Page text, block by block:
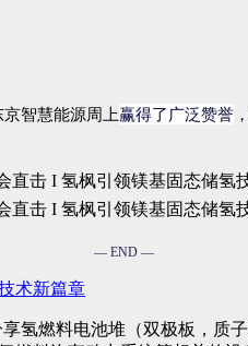
智慧能源周上赢得了广泛赞誉
— END —
术新篇章
氢燃料电池堆（双极板，质